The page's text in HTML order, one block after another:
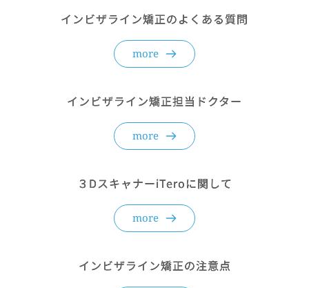
インビザライン矯正のよくある質問
more
インビザライン矯正担当ドクター
more
３DスキャナーiTeroに関して
more
インビザライン矯正の注意点